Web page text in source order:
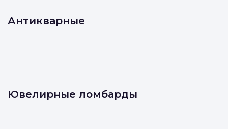
Антикварные
Ювелирные ломбарды